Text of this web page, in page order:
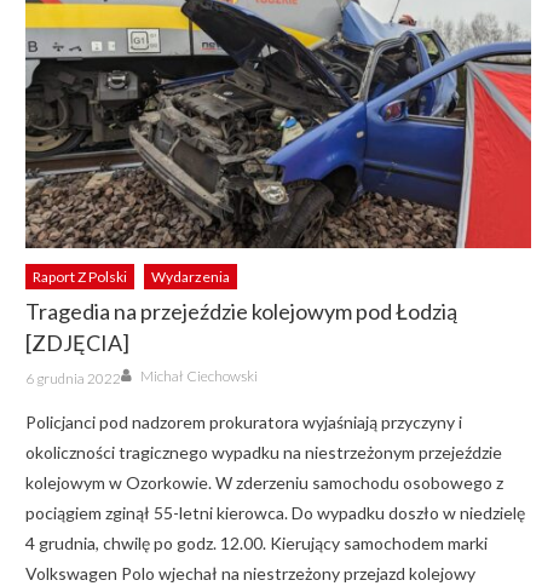
Raport Z Polski Wydarzenia
Tragedia na przejeździe kolejowym pod Łodzią
[ZDJĘCIA]
Posted
on
6 grudnia 2022 Author
Michał Ciechowski
Policjanci pod nadzorem prokuratora wyjaśniają przyczyny i
okoliczności tragicznego wypadku na niestrzeżonym przejeździe
kolejowym w Ozorkowie. W zderzeniu samochodu osobowego z
pociągiem zginął 55-letni kierowca. Do wypadku doszło w niedzielę
4 grudnia, chwilę po godz. 12.00. Kierujący samochodem marki
Volkswagen Polo wjechał na niestrzeżony przejazd kolejowy